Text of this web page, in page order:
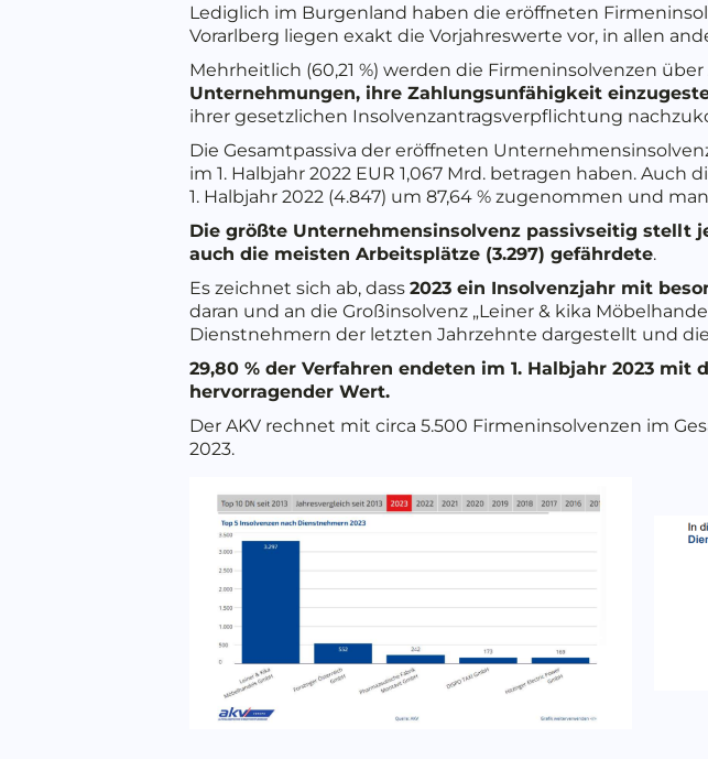
Lediglich im Burgenland haben die eröffneten
Vorarlberg liegen exakt die Vorjahreswerte vor, in allen
Mehrheitlich (60,21 %) werden die Firmeninsolvenzen
Unternehmungen, ihre Zahlungsunfähigkeit
ihrer gesetzlichen Insolvenzantragsverpflichtung
Die Gesamtpassiva der eröffneten
im 1. Halbjahr 2022 EUR 1,067 Mrd. betragen haben.
1. Halbjahr 2022 (4.847) um 87,64 % zugenommen und
Die größte Unternehmensinsolvenz passivseitig stellt
auch die meisten Arbeitsplätze (3.297) gefährdete.
Es zeichnet sich ab, dass 2023 ein Insolvenzjahr mit
daran und an die Großinsolvenz „Leiner & kika
Dienstnehmern der letzten Jahrzehnte dargestellt und
29,80 % der Verfahren endeten im 1. Halbjahr 2023
hervorragender Wert.
Der AKV rechnet mit circa 5.500 Firmeninsolvenzen im
2023.